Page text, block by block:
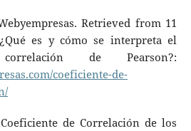
Retrieved from 11
es y cómo se interpreta el
de Pearson?:
coeficiente-de-
de Correlación de los